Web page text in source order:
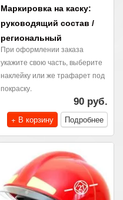
Маркировка на каску:
руководящий состав /
региональный
При оформлении заказа
укажите свою часть, выберите
наклейку или же трафарет под
покраску.
90 руб.
+ В корзину
Подробнее